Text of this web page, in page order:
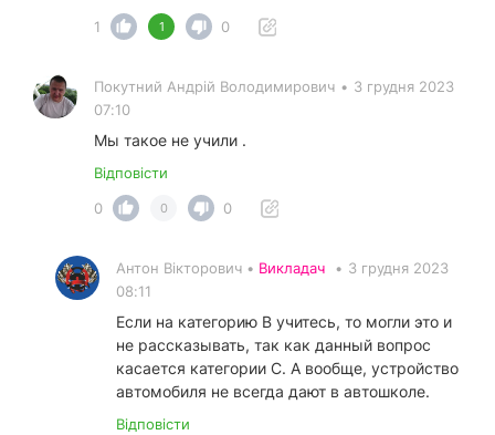
1
1 0
Покутний Андрiй Володимирович • 3 грудня 2023
07:10
Мы такое не учили .
Відповісти
0
0 0
Антон Вікторович • Викладач • 3 грудня 2023
08:11
Если на категорию В учитесь, то могли это и
не рассказывать, так как данный вопрос
касается категории С. А вообще, устройство
автомобиля не всегда дают в автошколе.
Відповісти